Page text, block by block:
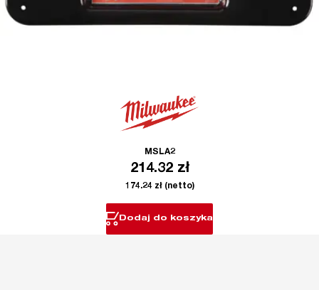
MSLA2
214.32 zł
174.24 zł(netto)
Dodaj do koszyka